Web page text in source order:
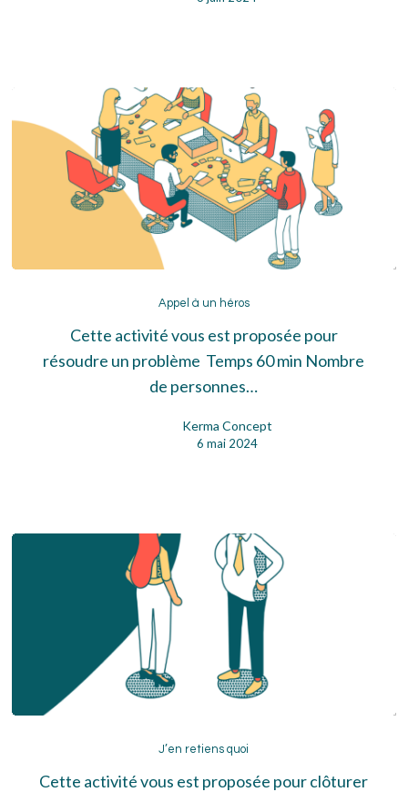
à
un
héros
Appel à un héros
Cette activité vous est proposée pour
résoudre un problème Temps 60 min Nombre
de personnes…
Kerma Concept
6 mai 2024
retiens
quoi
J’en retiens quoi
Cette activité vous est proposée pour clôturer